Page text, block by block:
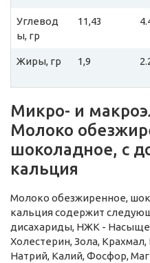
Углевод
ы, гр
11,43
Жиры, гр 1,9
Микро- и
Молоко
шоколадное, с
кальция
Молоко обезжиренное,
кальция содержит
дисахариды, НЖК -
Холестерин, Зола,
Натрий, Калий, Фосфор,